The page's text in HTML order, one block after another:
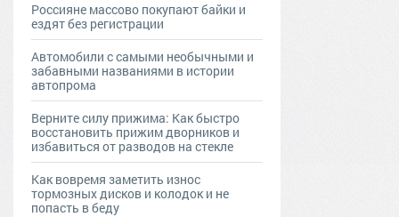
Россияне массово покупают байки и
ездят без регистрации
Автомобили с самыми необычными и
забавными названиями в истории
автопрома
Верните силу прижима: Как быстро
восстановить прижим дворников и
избавиться от разводов на стекле
Как вовремя заметить износ
тормозных дисков и колодок и не
попасть в беду